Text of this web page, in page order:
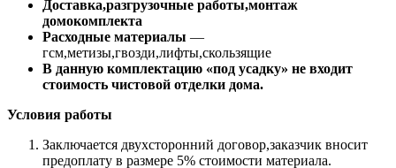
Доставка,разгрузочные работы,монтаж
домокомплекта
Расходные материалы —
гсм,метизы,гвозди,лифты,скользящие
В данную комплектацию «под усадку» не входит
стоимость чистовой отделки дома.
Условия работы
Заключается двухсторонний договор,заказчик вносит
предоплату в размере 5% стоимости материала.